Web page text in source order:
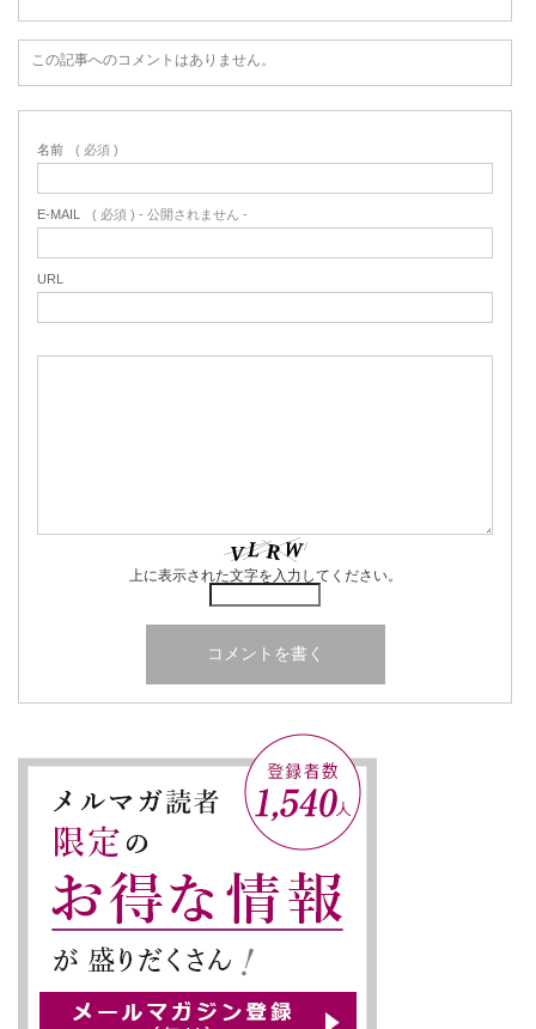
この記事へのコメントはありません。
名前 ( 必須 )
E-MAIL ( 必須 ) - 公開されません -
URL
上に表示された文字を入力してください。